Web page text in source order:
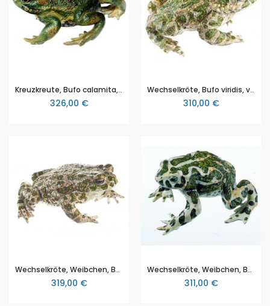
Kreuzkreute, Bufo calamita, von SOMSO® (ZoS 1014), in natürlicher Größe, aus SOMSO-Plast®
326,00 €
Wechselkröte, Bufo viridis, von SOMSO® (ZoS 1015), in natürlicher Größe, aus SOMSO-Plast®
310,00 €
Wechselkröte, Weibchen, Bufotes v. viridis (Synonym: Bufo v. viridis), von SOMSO® (ZoS 1015/1), in natürlicher Größe, aus SOMSO-Plast®
319,00 €
Wechselkröte, Weibchen, Bufotes v. viridis (Synonym: Bufo v. viridis), Neusiedler-See-Population, von SOMSO® (ZoS 1015/2), in natürlicher Größe, aus SOMSO-Plast®
311,00 €